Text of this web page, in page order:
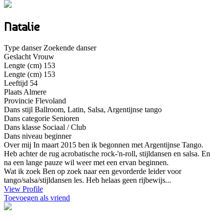
Natalie
Type danser Zoekende danser
Geslacht Vrouw
Lengte (cm) 153
Lengte (cm) 153
Leeftijd 54
Plaats Almere
Provincie Flevoland
Dans stijl Ballroom, Latin, Salsa, Argentijnse tango
Dans categorie Senioren
Dans klasse Sociaal / Club
Dans niveau beginner
Over mij In maart 2015 ben ik begonnen met Argentijnse Tango.
Heb achter de rug acrobatische rock-'n-roll, stijldansen en salsa. En
na een lange pauze wil weer met een ervan beginnen.
Wat ik zoek Ben op zoek naar een gevorderde leider voor
tango/salsa/stijldansen les. Heb helaas geen rijbewijs...
View Profile
Toevoegen als vriend